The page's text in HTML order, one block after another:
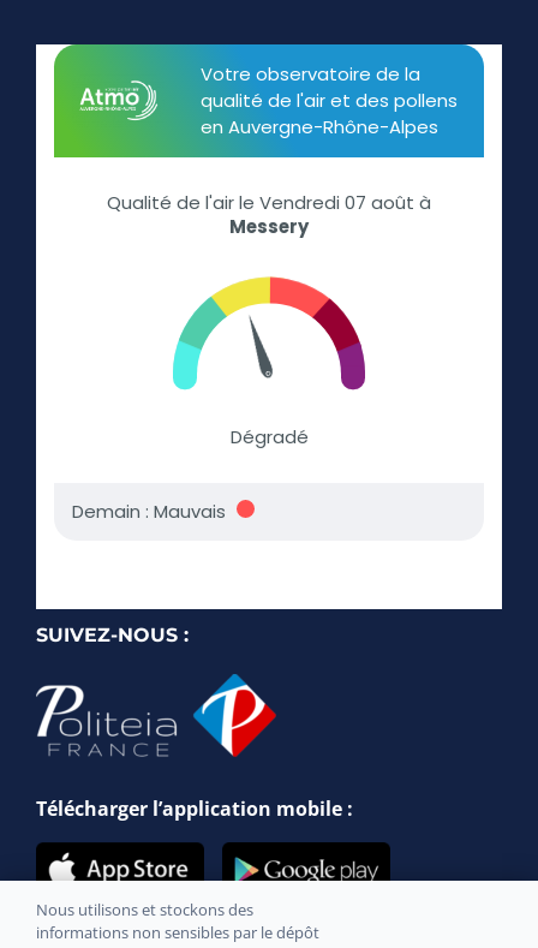
SUIVEZ-NOUS :
Télécharger l’application mobile :
Nous utilisons et stockons des
informations non sensibles par le dépôt